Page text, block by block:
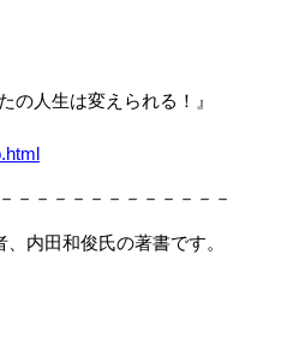
人生は変えられる！』
－－－－－－－－－－－－
内田和俊氏の著書です。